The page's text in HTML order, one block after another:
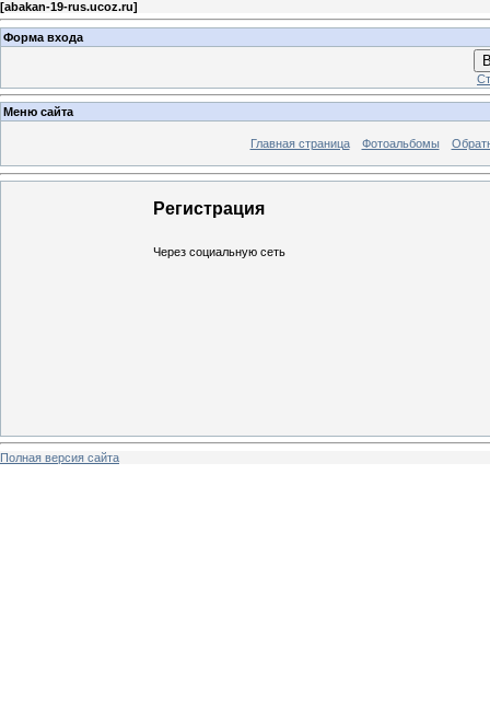
[abakan-19-rus.ucoz.ru]
Форма входа
Меню сайта
Главная страница Фотоальбомы
Регистрация
Через социальную сеть
Полная версия сайта